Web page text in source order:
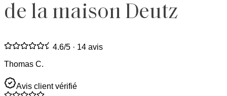
de la maison Deutz
4.6/5 · 14 avis
Thomas C.
Avis client vérifié